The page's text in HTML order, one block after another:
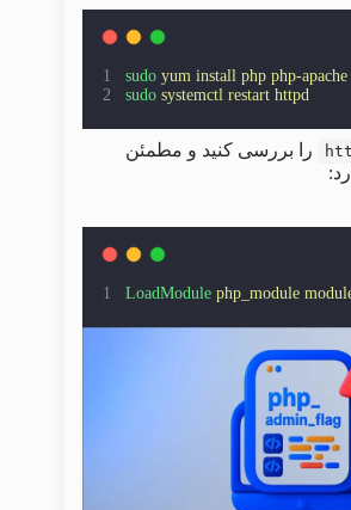
sudo yum install php php-apache
sudo systemctl restart httpd
را بررسی کنید و مطمئن
LoadModule php_module